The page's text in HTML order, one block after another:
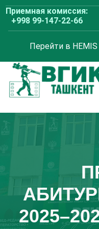
Перейти
содержимому
Приемная комиссия:
+998 99-147-22-66
Перейти в HEMIS